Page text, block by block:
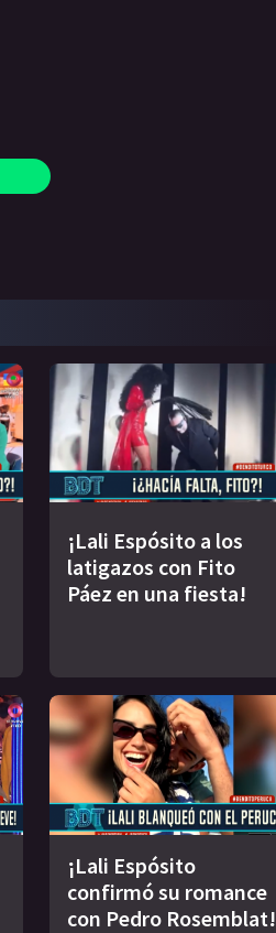
¡Lali Espósito a los
latigazos con Fito
Páez en una fiesta!
¡Lali Espósito
confirmó su romance
con Pedro Rosemblat!